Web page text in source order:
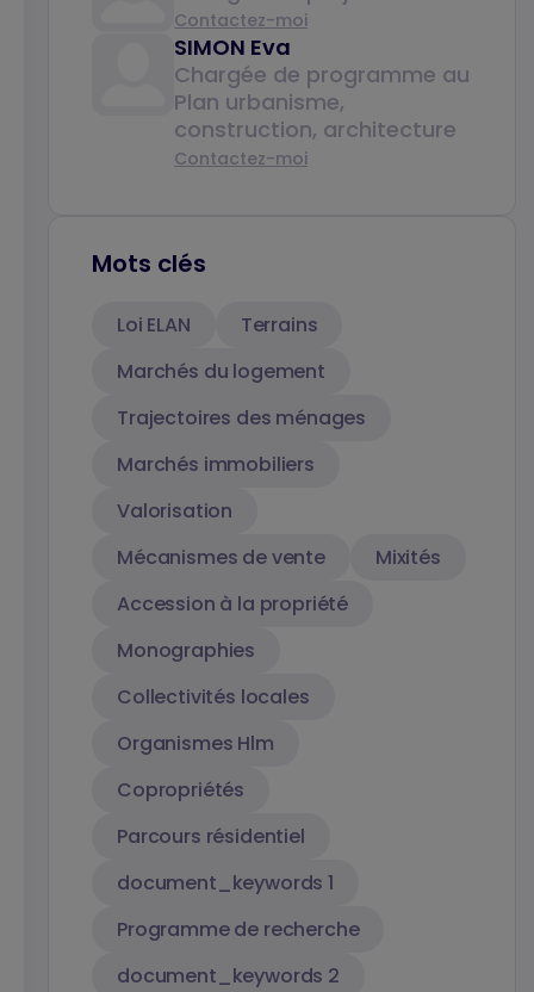
Contactez-moi
SIMON Eva
Chargée de programme au
Plan urbanisme,
construction, architecture
Contactez-moi
Mots clés
Loi ELAN
Terrains
Marchés du logement
Trajectoires des ménages
Marchés immobiliers
Valorisation
Mécanismes de vente
Mixités
Accession à la propriété
Monographies
Collectivités locales
Organismes Hlm
Copropriétés
Parcours résidentiel
document_keywords 1
Programme de recherche
document_keywords 2